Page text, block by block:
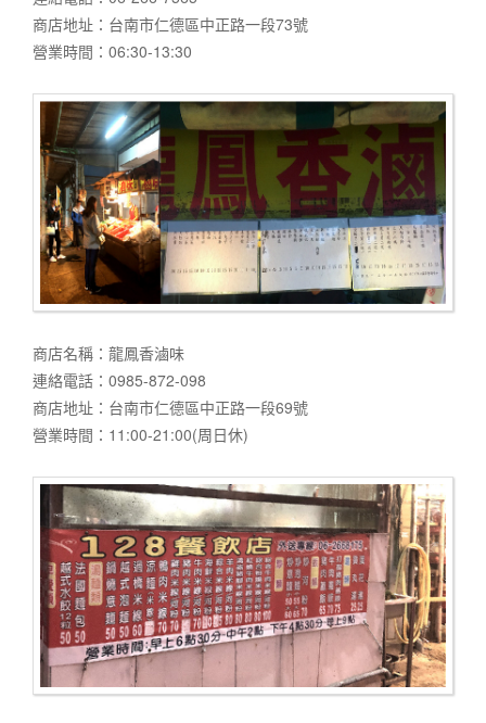
商店地址：台南市仁德區中正路一段73號
營業時間：06:30-13:30
商店名稱：龍鳳香滷味
連絡電話：0985-872-098
商店地址：台南市仁德區中正路一段69號
營業時間：11:00-21:00(周日休)